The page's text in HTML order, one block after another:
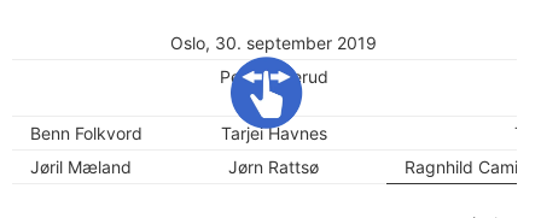
Oslo, 30. september 2019
Per Sanderud
(leder)
Benn Folkvord
Tarjei Havnes
Jøril Mæland
Jørn Rattsø
Ragnhild Camilla